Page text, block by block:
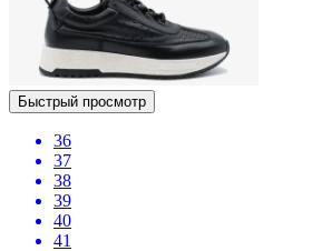
Быстрый просмотр
36
37
38
39
40
41